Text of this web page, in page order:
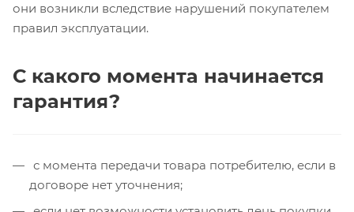
они возникли вследствие нарушений покупателем
правил эксплуатации.
С какого момента начинается
гарантия?
с момента передачи товара потребителю, если в
договоре нет уточнения;